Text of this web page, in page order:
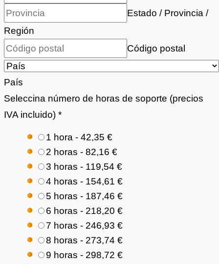
Estado / Provincia /
Región
Código postal
País
Seleccina número de horas de soporte (precios
IVA incluido) *
1 hora - 42,35 €
2 horas - 82,16 €
3 horas - 119,54 €
4 horas - 154,61 €
5 horas - 187,46 €
6 horas - 218,20 €
7 horas - 246,93 €
8 horas - 273,74 €
9 horas - 298,72 €